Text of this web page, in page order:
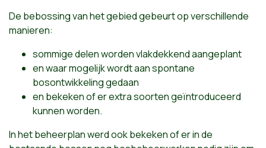
De bebossing van het gebied gebeurt op verschillende
manieren:
sommige delen worden vlakdekkend aangeplant
en waar mogelijk wordt aan spontane
bosontwikkeling gedaan
en bekeken of er extra soorten geïntroduceerd
kunnen worden.
In het beheerplan werd ook bekeken of er in de